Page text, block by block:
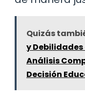
Quizás
y
Análisis
Decisión